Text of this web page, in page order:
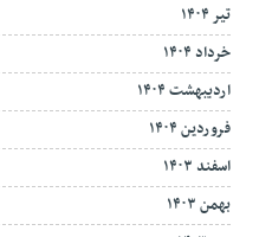
تیر ۱۴۰۴
خرداد ۱۴۰۴
اردیبهشت ۱۴۰۴
فروردین ۱۴۰۴
اسفند ۱۴۰۳
بهمن ۱۴۰۳